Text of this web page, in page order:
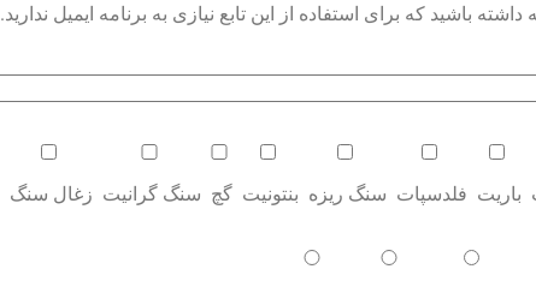
باشید که برای استفاده از این تابع نیازی به برنامه ایمیل ندارید.
باریت فلدسپات سنگ ریزه بنتونیت گچ سنگ گرانیت زغال سنگ